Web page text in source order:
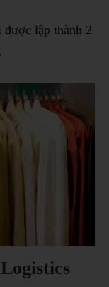
được lập thành 2